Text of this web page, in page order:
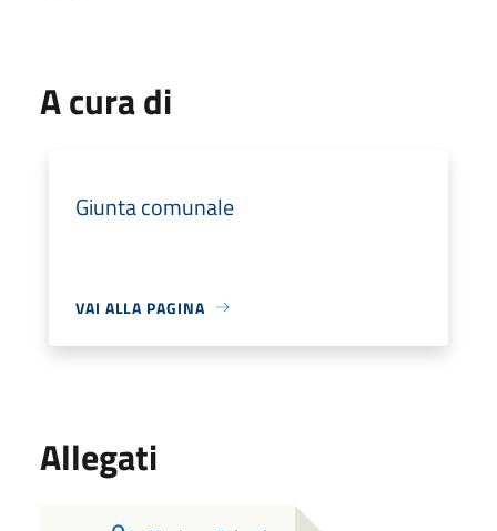
A cura di
Giunta comunale
VAI ALLA PAGINA
Allegati